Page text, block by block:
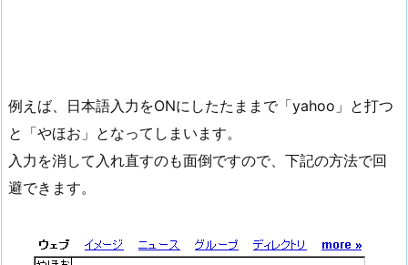
例えば、日本語入力をONにしたたままで「yahoo」と打つ
と「やほお」となってしまいます。
入力を消して入れ直すのも面倒ですので、下記の方法で回
避できます。